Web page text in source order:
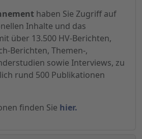
haben Sie Zugriff auf
Inhalte und das
über 13.500 HV-Berichten,
Berichten, Themen-,
sowie Interviews, zu
rund 500 Publikationen
finden Sie hier.